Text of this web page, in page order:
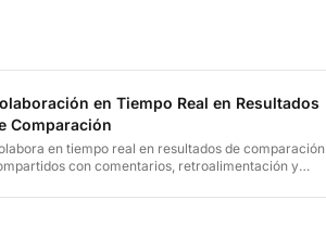
en Tiempo Real en Resultados
Comparación
en tiempo real en resultados de comparación
con comentarios, retroalimentación y